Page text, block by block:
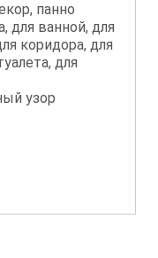
панно
для ванной, для
коридора, для
для
узор